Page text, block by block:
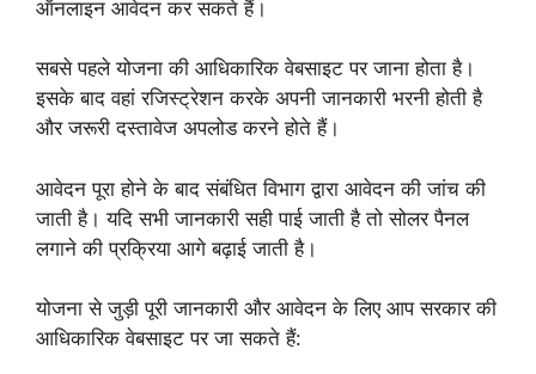
ऑनलाइन आवेदन कर सकते हैं।
सबसे पहले योजना की आधिकारिक वेबसाइट पर जाना होता है।
इसके बाद वहां रजिस्ट्रेशन करके अपनी जानकारी भरनी होती है
और जरूरी दस्तावेज अपलोड करने होते हैं।
आवेदन पूरा होने के बाद संबंधित विभाग द्वारा आवेदन की जांच की
जाती है। यदि सभी जानकारी सही पाई जाती है तो सोलर पैनल
लगाने की प्रक्रिया आगे बढ़ाई जाती है।
योजना से जुड़ी पूरी जानकारी और आवेदन के लिए आप सरकार की
आधिकारिक वेबसाइट पर जा सकते हैं: